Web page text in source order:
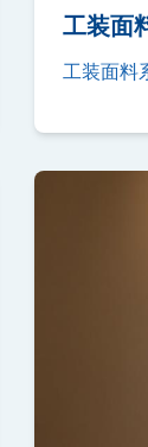
工装面
工装面料